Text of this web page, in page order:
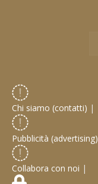
Chi siamo (contatti) |
Pubblicità (advertising)
Collabora con noi |